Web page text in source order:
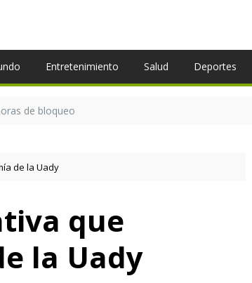
Entretenimiento Salud Deportes
de bloqueo
de la Uady
que
la Uady